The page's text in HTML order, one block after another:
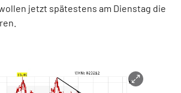
jetzt spätestens am Dienstag die